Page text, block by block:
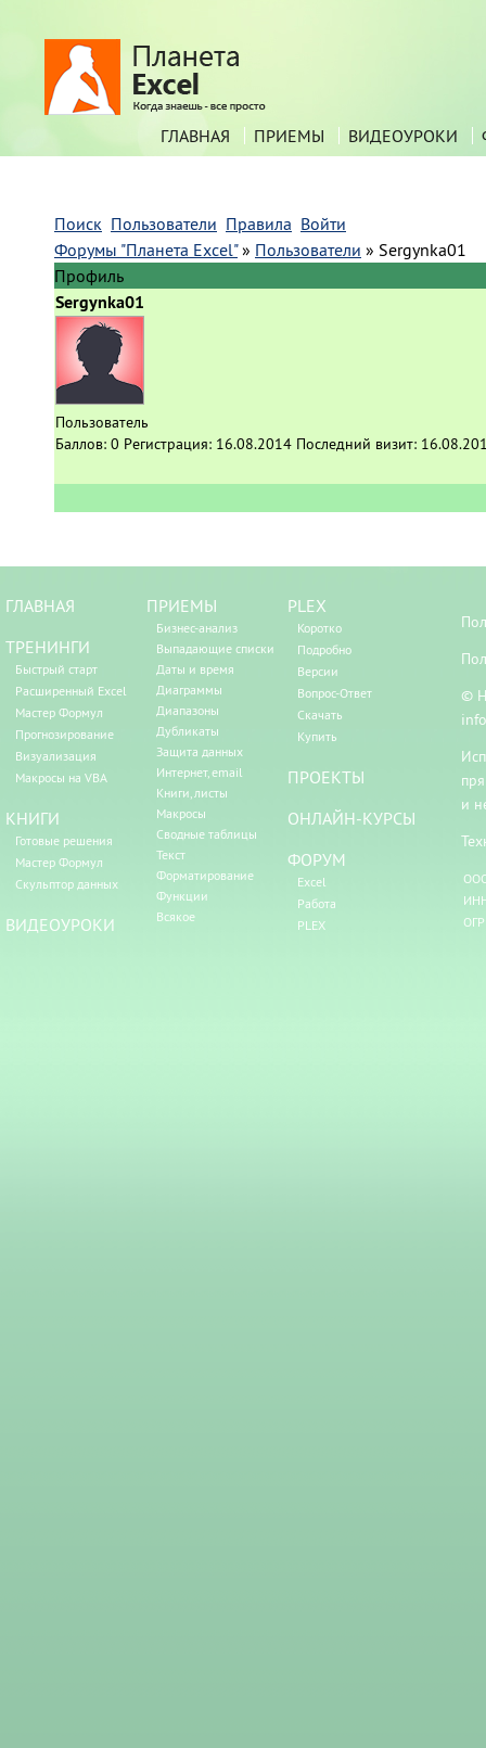
ГЛАВНАЯ ПРИЕМЫ ВИДЕОУРОКИ
Поиск Пользователи Правила Войти
Форумы "Планета Excel" » Пользователи » Sergynka01
Профиль
Sergynka01
Пользователь
Баллов: 0 Регистрация: 16.08.2014 Последний визит:
ГЛАВНАЯ
ТРЕНИНГИ
Быстрый старт
Расширенный Excel
Мастер Формул
Прогнозирование
Визуализация
Макросы на VBA
КНИГИ
Готовые решения
Мастер Формул
Скульптор данных
ВИДЕОУРОКИ
ПРИЕМЫ
Бизнес-анализ
Выпадающие списки
Даты и время
Диаграммы
Диапазоны
Дубликаты
Защита данных
Интернет, email
Книги, листы
Макросы
Сводные таблицы
Текст
Форматирование
Функции
Всякое
PLEX
Коротко
Подробно
Версии
Вопрос-Ответ
Скачать
Купить
ПРОЕКТЫ
ОНЛАЙН-КУРСЫ
ФОРУМ
Excel
Работа
PLEX
©
и